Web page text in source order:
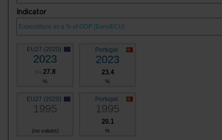
Indicator
EU27 (2020)
2023
27.8
%
Portugal
2023
23.4
%
EU27 (2020)
1995
(no values)
Portugal
1995
20.1
%